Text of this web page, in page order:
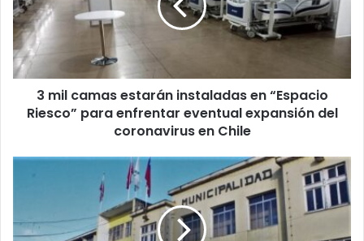
instaladas
en
“Espacio
Riesco”
para
enfrentar
eventual
coronavirus
3 mil camas estarán instaladas en “Espacio
Riesco” para enfrentar eventual expansión del
coronavirus en Chile
Alcalde
Cuarentena